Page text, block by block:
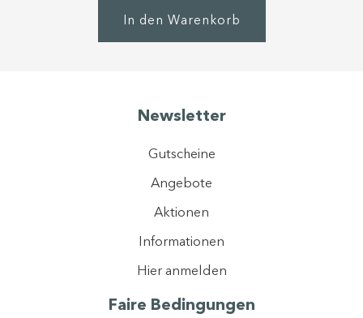
In den Warenkorb
Newsletter
Gutscheine
Angebote
Aktionen
Informationen
Hier anmelden
Faire Bedingungen